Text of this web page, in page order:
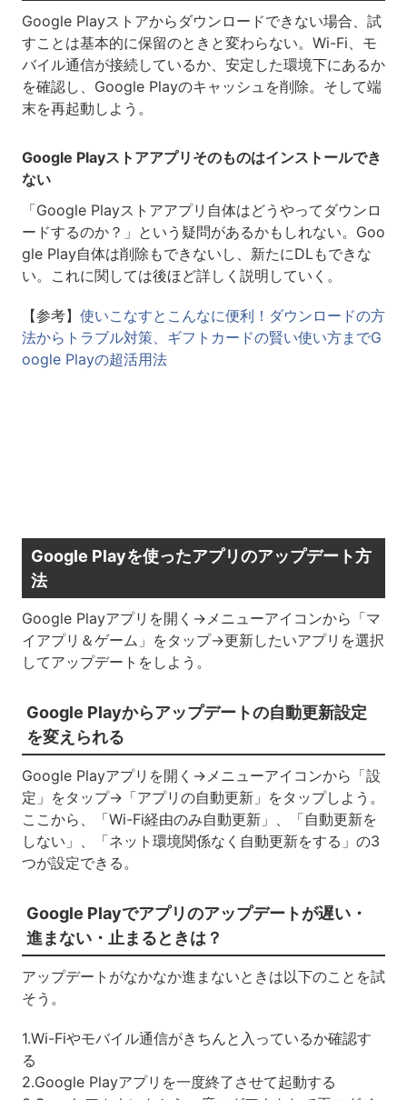
Google Playストアからダウンロードできない場合、試
すことは基本的に保留のときと変わらない。Wi-Fi、モ
バイル通信が接続しているか、安定した環境下にあるか
を確認し、Google Playのキャッシュを削除。そして端
末を再起動しよう。
Google Playストアアプリそのものはインストールでき
ない
「Google Playストアアプリ自体はどうやってダウンロ
ードするのか？」という疑問があるかもしれない。Goo
gle Play自体は削除もできないし、新たにDLもできな
い。これに関しては後ほど詳しく説明していく。
【参考】 使いこなすとこんなに便利！ダウンロードの方
法からトラブル対策、ギフトカードの賢い使い方までG
oogle Playの超活用法
Google Playを使ったアプリのアップデート方
法
Google Playアプリを開く→メニューアイコンから「マ
イアプリ＆ゲーム」をタップ→更新したいアプリを選択
してアップデートをしよう。
Google Playからアップデートの自動更新設定
を変えられる
Google Playアプリを開く→メニューアイコンから「設
定」をタップ→「アプリの自動更新」をタップしよう。
ここから、「Wi-Fi経由のみ自動更新」、「自動更新を
しない」、「ネット環境関係なく自動更新をする」の3
つが設定できる。
Google Playでアプリのアップデートが遅い・
進まない・止まるときは？
アップデートがなかなか進まないときは以下のことを試
そう。
1.Wi-Fiやモバイル通信がきちんと入っているか確認す
る
2.Google Playアプリを一度終了させて起動する